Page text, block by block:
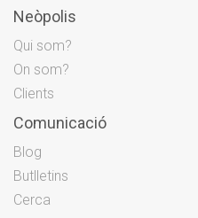
Neòpolis
Qui som?
On som?
Clients
Comunicació
Blog
Butlletins
Cerca